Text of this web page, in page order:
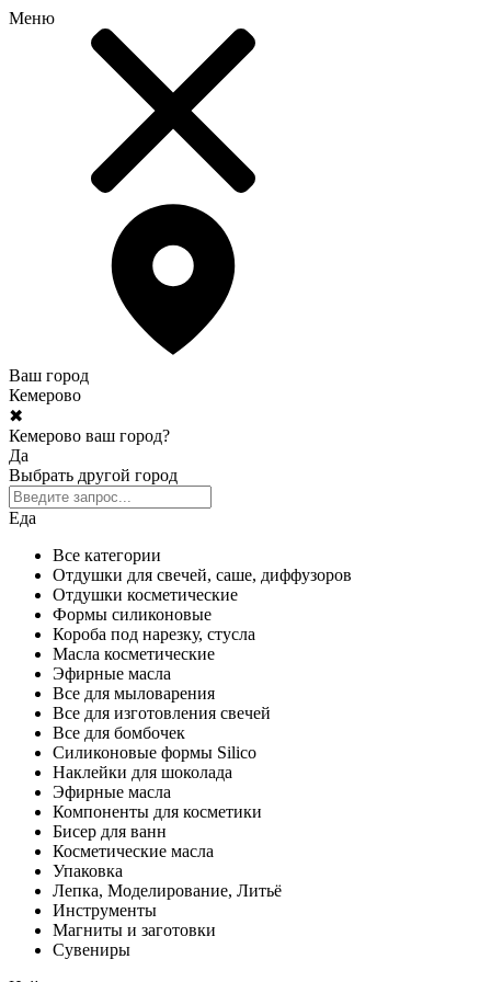
Меню
Ваш город
Кемерово
✖
Кемерово ваш город?
Да
Выбрать другой город
Еда
Все категории
Отдушки для свечей, саше, диффузоров
Отдушки косметические
Формы силиконовые
Короба под нарезку, стусла
Масла косметические
Эфирные масла
Все для мыловарения
Все для изготовления свечей
Все для бомбочек
Силиконовые формы Silico
Наклейки для шоколада
Эфирные масла
Компоненты для косметики
Бисер для ванн
Косметические масла
Упаковка
Лепка, Моделирование, Литьё
Инструменты
Магниты и заготовки
Сувениры